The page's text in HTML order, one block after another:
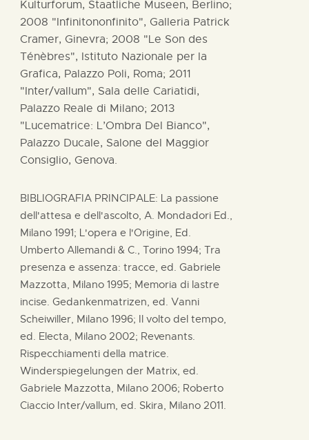
Kulturforum, Staatliche Museen, Berlino;
2008 "Infinitononfinito", Galleria Patrick
Cramer, Ginevra; 2008 "Le Son des
Ténèbres", Istituto Nazionale per la
Grafica, Palazzo Poli, Roma; 2011
"Inter/vallum", Sala delle Cariatidi,
Palazzo Reale di Milano; 2013
"Lucematrice: L’Ombra Del Bianco",
Palazzo Ducale, Salone del Maggior
Consiglio, Genova.
BIBLIOGRAFIA PRINCIPALE: La passione
dell'attesa e dell'ascolto, A. Mondadori Ed.,
Milano 1991; L'opera e l'Origine, Ed.
Umberto Allemandi & C., Torino 1994; Tra
presenza e assenza: tracce, ed. Gabriele
Mazzotta, Milano 1995; Memoria di lastre
incise. Gedankenmatrizen, ed. Vanni
Scheiwiller, Milano 1996; Il volto del tempo,
ed. Electa, Milano 2002; Revenants.
Rispecchiamenti della matrice.
Winderspiegelungen der Matrix, ed.
Gabriele Mazzotta, Milano 2006; Roberto
Ciaccio Inter/vallum, ed. Skira, Milano 2011.